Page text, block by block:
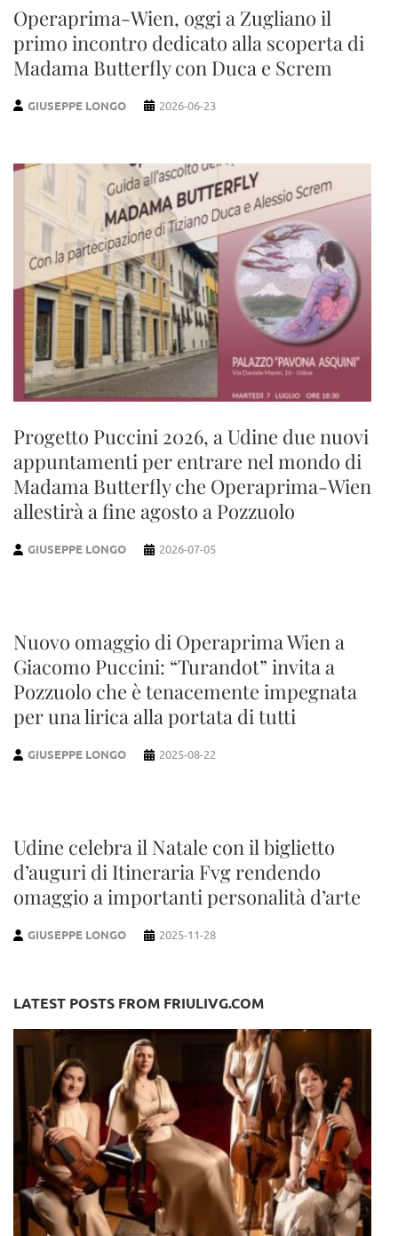
Operaprima-Wien, oggi a Zugliano il
primo incontro dedicato alla scoperta di
Madama Butterfly con Duca e Screm
GIUSEPPE LONGO 2026-06-23
Progetto Puccini 2026, a Udine due nuovi
appuntamenti per entrare nel mondo di
Madama Butterfly che Operaprima-Wien
allestirà a fine agosto a Pozzuolo
GIUSEPPE LONGO 2026-07-05
Nuovo omaggio di Operaprima Wien a
Giacomo Puccini: “Turandot” invita a
Pozzuolo che è tenacemente impegnata
per una lirica alla portata di tutti
GIUSEPPE LONGO 2025-08-22
Udine celebra il Natale con il biglietto
d’auguri di Itineraria Fvg rendendo
omaggio a importanti personalità d’arte
GIUSEPPE LONGO 2025-11-28
LATEST POSTS FROM FRIULIVG.COM